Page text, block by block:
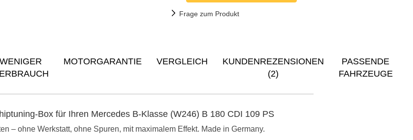
Frage zum Produkt
WENIGER
MOTORGARANTIE VERGLEICH
KUNDENREZENSIONEN
(2)
PASSENDE
FAHRZEUGE
Box für Ihren Mercedes B-Klasse (W246) B 180 CDI 109 PS
– ohne Werkstatt, ohne Spuren, mit maximalem Effekt. Made in Germany.